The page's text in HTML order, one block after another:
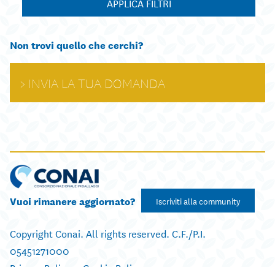
Non trovi quello che cerchi?
INVIA LA TUA DOMANDA
Vuoi rimanere aggiornato? Iscriviti alla community
Copyright Conai. All rights reserved. C.F./P.I.
05451271000